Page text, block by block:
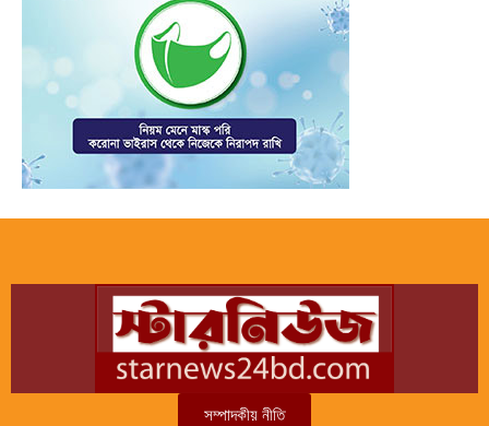
সম্পাদকীয় নীতি